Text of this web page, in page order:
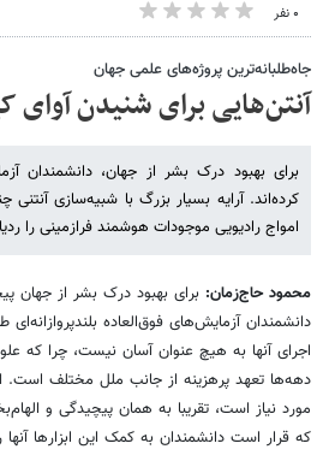
۰ نفر
جاه‌طلبانه‌ترین پروژه‌های علمی جهان
آنتن‌هایی برای شنیدن آوای
برای بهبود درک بشر از جهان، دانشمندان
کرده‌اند. آرایه بسیار بزرگ با شبیه‌سازی
امواج رادیویی موجودات هوشمند فرازمینی را
محمود حاج‌زمان: برای بهبود درک بشر از جهان
دانشمندان آزمایش‌های فوق‌العاده
اجرای آنها به هیچ عنوان آسان نیست، چرا که
دهه‌ها تعهد پرهزینه از جانب ملل مختلف است.
مورد نیاز است، تقریبا به همان پیچیدگی و
که قرار است دانشمندان به کمک این ابزارها